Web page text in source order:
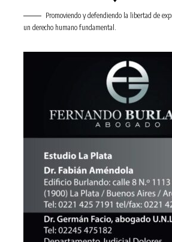
Promoviendo y defendiendo la libertad de
un derecho humano fundamental.